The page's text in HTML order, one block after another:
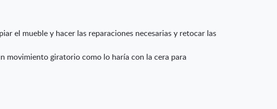
el mueble y hacer las reparaciones necesarias y retocar las
movimiento giratorio como lo haría con la cera para